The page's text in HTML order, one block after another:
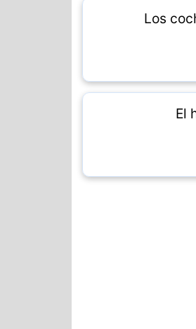
Los
El